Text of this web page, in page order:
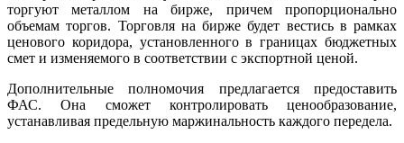
торгуют металлом на бирже, причем пропорционально
объемам торгов. Торговля на бирже будет вестись в рамках
ценового коридора, установленного в границах бюджетных
смет и изменяемого в соответствии с экспортной ценой.
Дополнительные полномочия предлагается предоставить
ФАС. Она сможет контролировать ценообразование,
устанавливая предельную маржинальность каждого передела.